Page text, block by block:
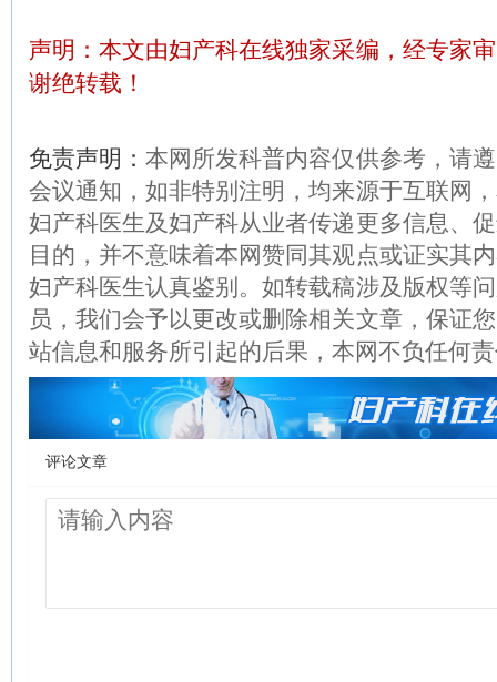
声明：本文由妇产科在线独家采编，经专家
谢绝转载！
免责声明：本网所发科普内容仅供参考，请
会议通知，如非特别注明，均来源于互联网
妇产科医生及妇产科从业者传递更多信息、
目的，并不意味着本网赞同其观点或证实其
妇产科医生认真鉴别。如转载稿涉及版权等
员，我们会予以更改或删除相关文章，保证
站信息和服务所引起的后果，本网不负任何
评论文章